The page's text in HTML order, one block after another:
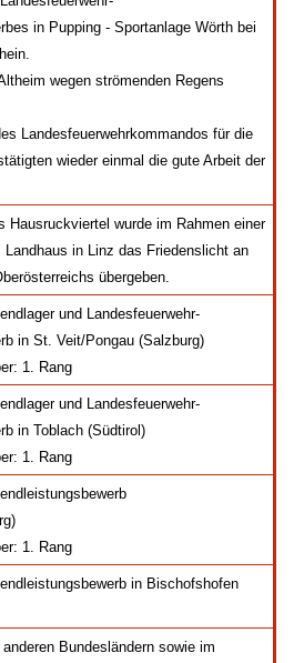
in Pupping - Sportanlage Wörth bei
wegen strömenden Regens
Landesfeuerwehrkommandos für die
wieder einmal die gute Arbeit der
Hausruckviertel wurde im Rahmen einer
Landhaus in Linz das Friedenslicht an
übergeben.
und Landesfeuerwehr-
in St. Veit/Pongau (Salzburg)
1. Rang
und Landesfeuerwehr-
in Toblach (Südtirol)
1. Rang
1. Rang
in Bischofshofen
Bundesländern sowie im